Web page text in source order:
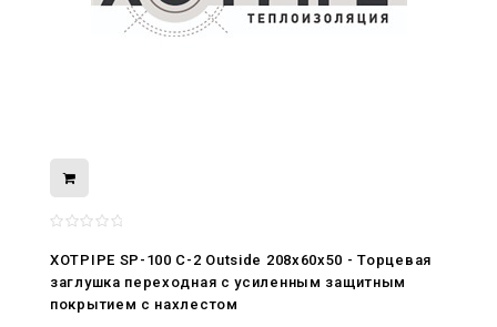
XOTPIPE SP-100 C-2 Outside 208x60x50 - Торцевая
заглушка переходная с усиленным защитным
покрытием c нахлестом
нами